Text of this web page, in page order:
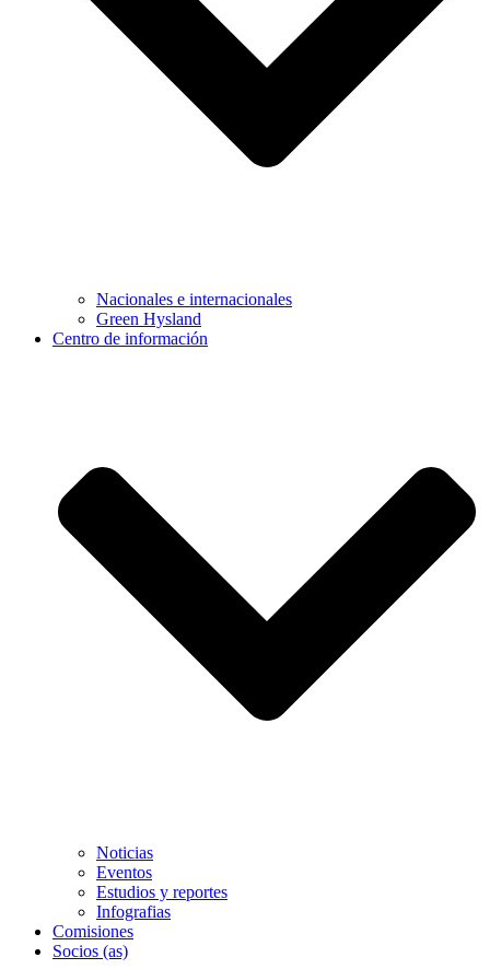
Nacionales e internacionales
Green Hysland
Centro de información
Noticias
Eventos
Estudios y reportes
Infografias
Comisiones
Socios (as)